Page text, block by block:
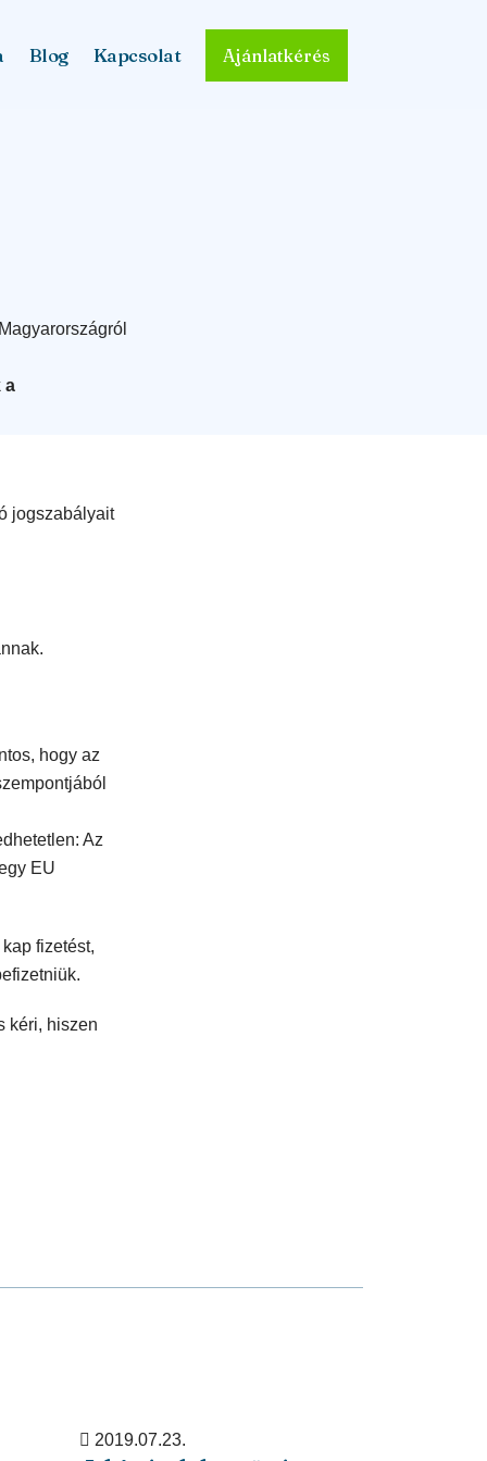
Blog Kapcsolat Ajánlatkérés
a
jogszabályait
hogy az
Az
EU
fizetést,
kéri, hiszen
2019.07.23.